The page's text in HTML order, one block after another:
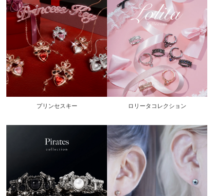
プリンセスキー ロリータコレクション